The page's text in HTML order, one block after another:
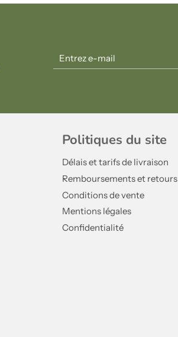
Politiques du site
Délais et tarifs de livraison
Remboursements et retours
Conditions de vente
Mentions légales
Confidentialité